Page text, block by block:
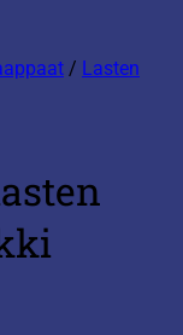
/ Lasten